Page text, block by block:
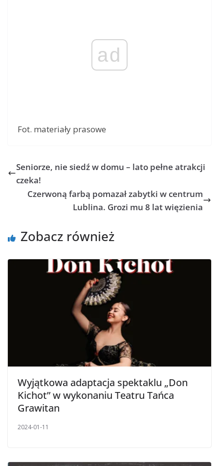
ad
Fot. materiały prasowe
Seniorze, nie siedź w domu – lato pełne atrakcji
czeka!
Czerwoną farbą pomazał zabytki w centrum
Lublina. Grozi mu 8 lat więzienia
Zobacz również
Wyjątkowa adaptacja spektaklu „Don
Kichot” w wykonaniu Teatru Tańca
Grawitan
2024-01-11